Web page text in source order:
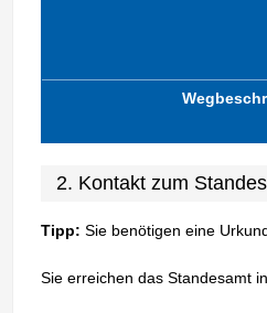
2. Kontakt zum
Tipp: Sie benötigen eine
Sie erreichen das Standesamt